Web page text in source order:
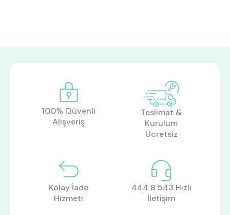
ne aramıştınız?
100% Güvenli
Alışveriş
Teslimat &
Kurulum
Ücretsiz
Kolay İade
Hizmeti
444 8 543 Hızlı
İletişim